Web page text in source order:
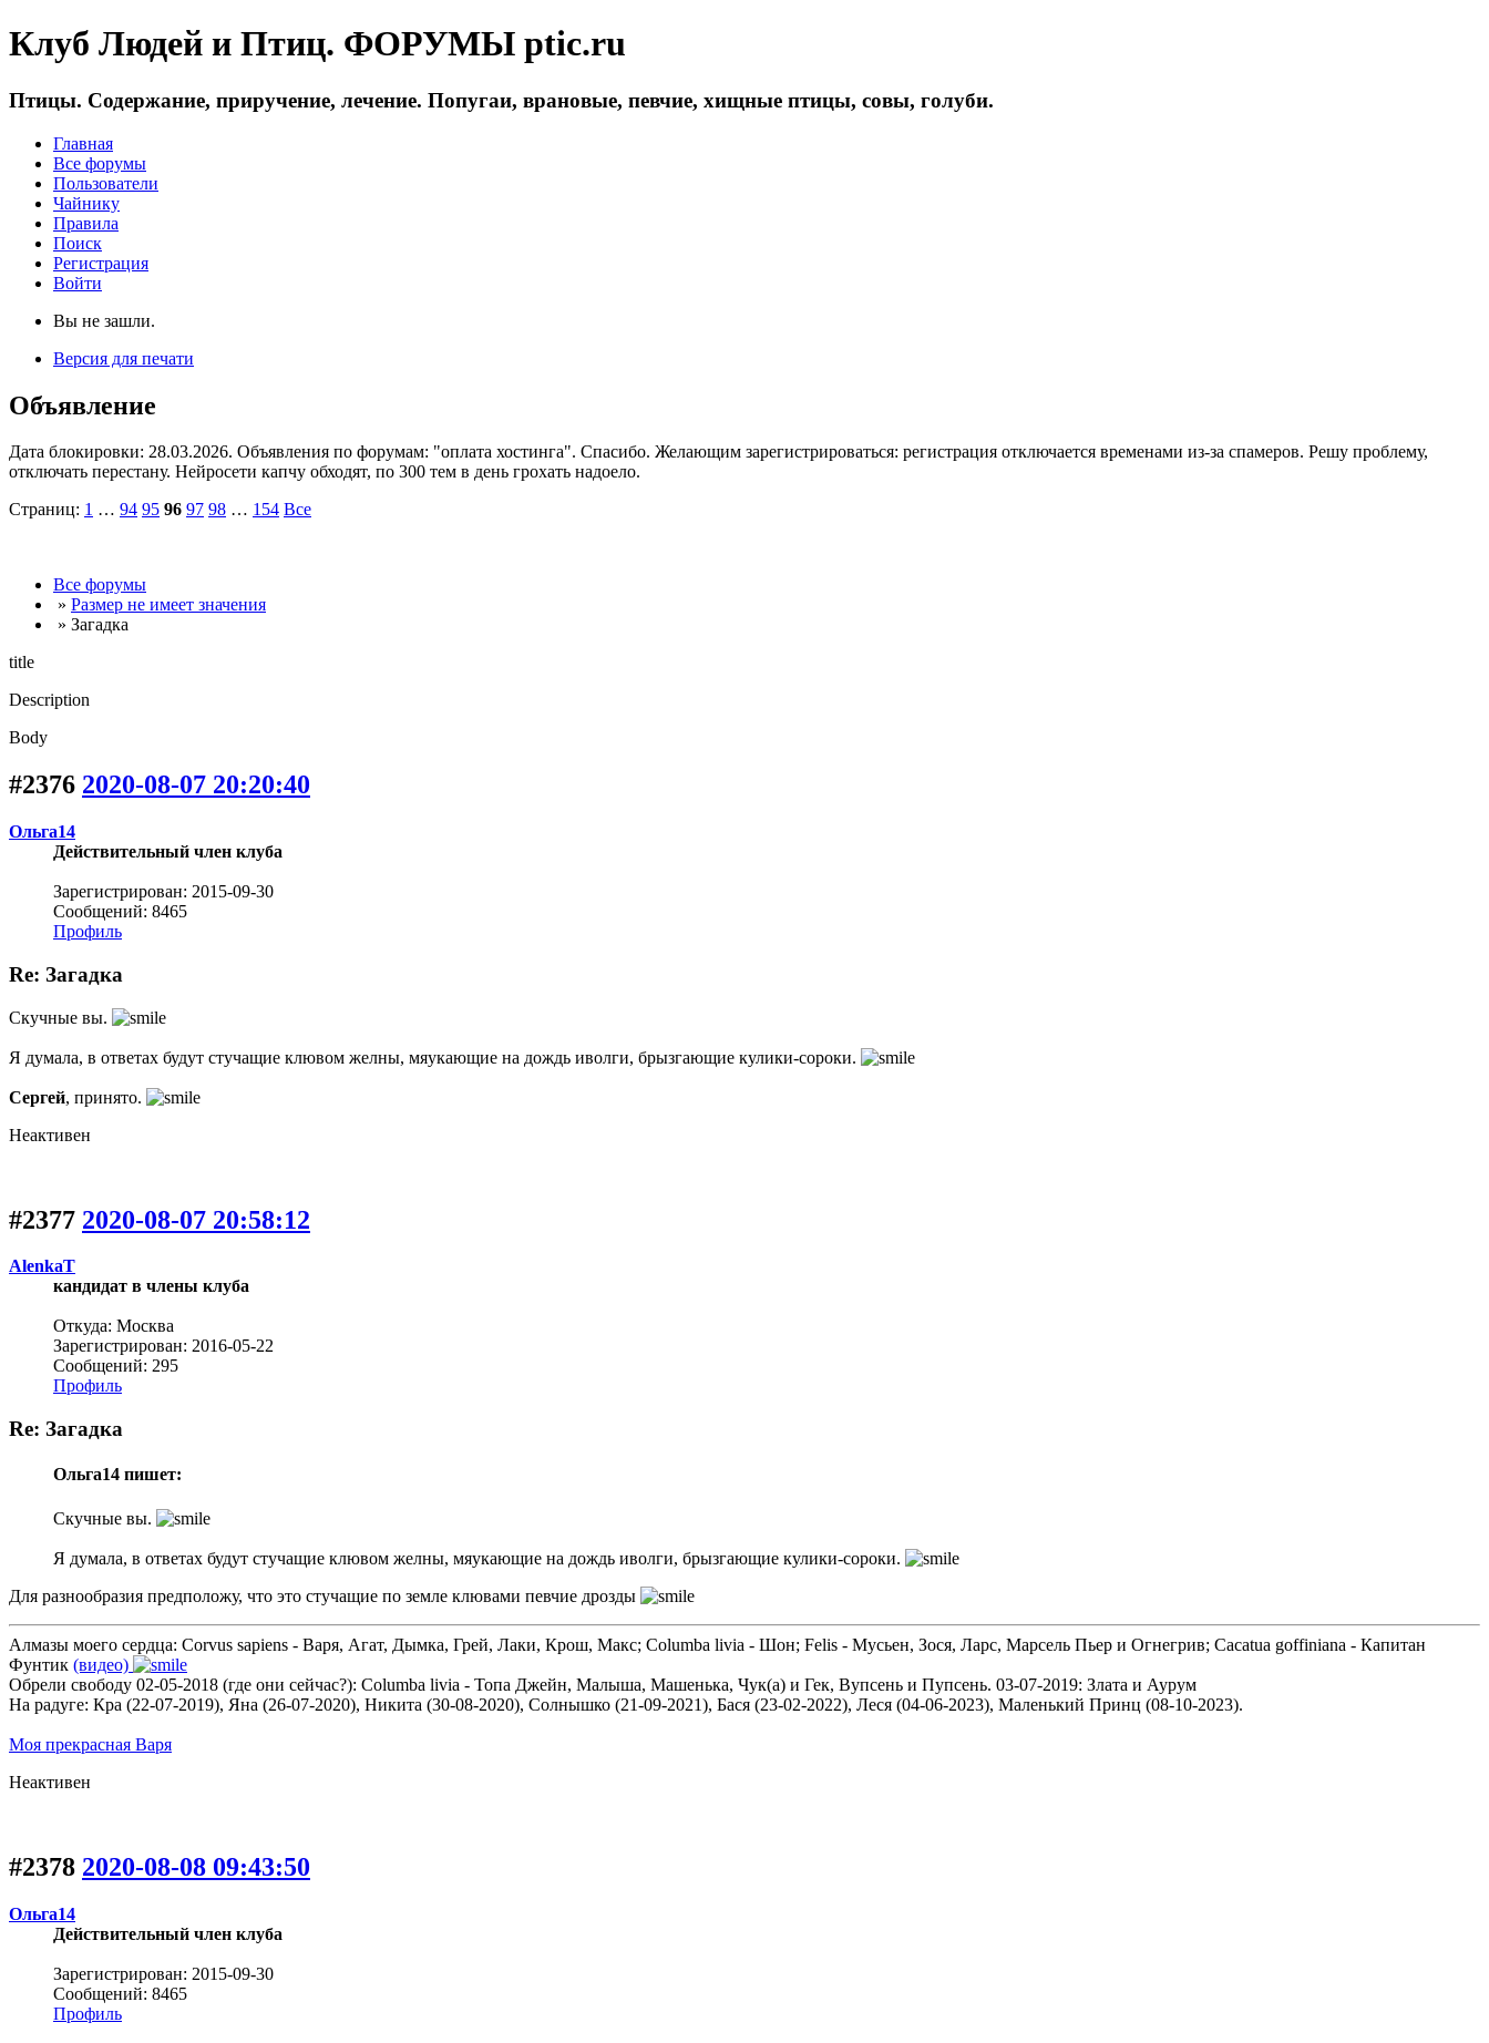
Клуб Людей и Птиц. ФОРУМЫ ptic.ru
Птицы. Содержание, приручение, лечение. Попугаи, врановые, певчие, хищные птицы, совы, голуби.
Главная
Все форумы
Пользователи
Чайнику
Правила
Поиск
Регистрация
Войти
Вы не зашли.
Версия для печати
Объявление
Дата блокировки: 28.03.2026. Объявления по форумам: "оплата хостинга". Спасибо. Желающим зарегистрироваться: регистрация отключается временами из-за спамеров. Решу проблему,
отключать перестану. Нейросети капчу обходят, по 300 тем в день грохать надоело.
Страниц: 1 … 94 95 96 97 98 … 154 Все
Все форумы
» Размер не имеет значения
» Загадка
title
Description
Body
#2376 2020-08-07 20:20:40
Ольга14
Действительный член клуба
Зарегистрирован: 2015-09-30
Сообщений: 8465
Профиль
Re: Загадка
Скучные вы.
Я думала, в ответах будут стучащие клювом желны, мяукающие на дождь иволги, брызгающие кулики-сороки.
Сергей, принято.
Неактивен
#2377 2020-08-07 20:58:12
AlenkaT
кандидат в члены клуба
Откуда: Москва
Зарегистрирован: 2016-05-22
Сообщений: 295
Профиль
Re: Загадка
Ольга14 пишет:
Скучные вы.
Я думала, в ответах будут стучащие клювом желны, мяукающие на дождь иволги, брызгающие кулики-сороки.
Для разнообразия предположу, что это стучащие по земле клювами певчие дрозды
Алмазы моего сердца: Corvus sapiens - Варя, Агат, Дымка, Грей, Лаки, Крош, Макс; Columba livia - Шон; Felis - Мусьен, Зося, Ларс, Марсель Пьер и Огнегрив; Cacatua goffiniana - Капитан
Фунтик (видео)
Обрели свободу 02-05-2018 (где они сейчас?): Columba livia - Топа Джейн, Малыша, Машенька, Чук(а) и Гек, Вупсень и Пупсень. 03-07-2019: Злата и Аурум
На радуге: Кра (22-07-2019), Яна (26-07-2020), Никита (30-08-2020), Солнышко (21-09-2021), Бася (23-02-2022), Леся (04-06-2023), Маленький Принц (08-10-2023).
Моя прекрасная Варя
Неактивен
#2378 2020-08-08 09:43:50
Ольга14
Действительный член клуба
Зарегистрирован: 2015-09-30
Сообщений: 8465
Профиль